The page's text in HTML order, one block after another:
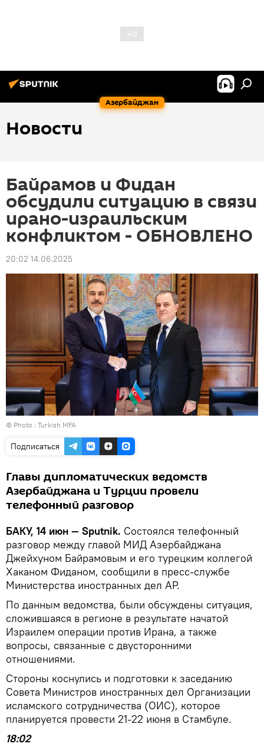
Азербайджан
Новости
Байрамов и Фидан
обсудили ситуацию в связи
ирано-израильским
конфликтом - ОБНОВЛЕНО
20:02 14.06.2025
© Photo : Turkish MFA
Подписаться
Главы дипломатических ведомств
Азербайджана и Турции провели
телефонный разговор
БАКУ, 14 июн — Sputnik. Состоялся телефонный
разговор между главой МИД Азербайджана
Джейхуном Байрамовым и его турецким коллегой
Хаканом Фиданом, сообщили в пресс-службе
Министерства иностранных дел АР.
По данным ведомства, были обсуждены ситуация,
сложившаяся в регионе в результате начатой
Израилем операции против Ирана, а также
вопросы, связанные с двусторонними
отношениями.
Стороны коснулись и подготовки к заседанию
Совета Министров иностранных дел Организации
исламского сотрудничества (ОИС), которое
планируется провести 21-22 июня в Стамбуле.
18:02